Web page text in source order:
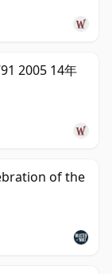
2005 14年
of the